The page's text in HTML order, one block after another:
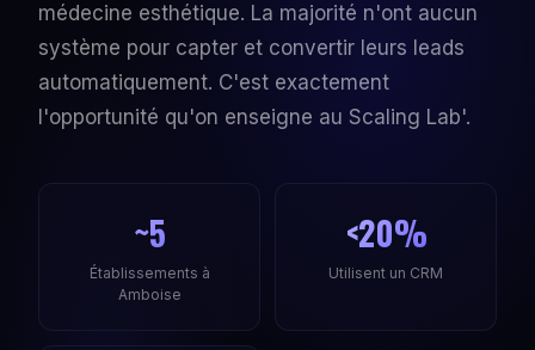
médecine esthétique. La majorité n'ont aucun
système pour capter et convertir leurs leads
automatiquement. C'est exactement
l'opportunité qu'on enseigne au Scaling Lab'.
~5
Établissements à
Amboise
<20%
Utilisent un CRM